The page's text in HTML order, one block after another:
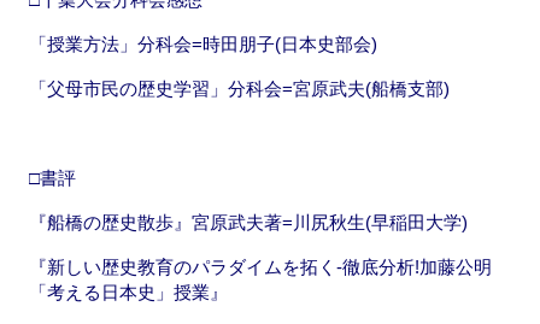
「授業方法」分科会=時田朋子(日本史部会)
「父母市民の歴史学習」分科会=宮原武夫(船橋支部)
□書評
『船橋の歴史散歩』宮原武夫著=川尻秋生(早稲田大学)
『新しい歴史教育のパラダイムを拓く-徹底分析!加藤公明
「考える日本史」授業』